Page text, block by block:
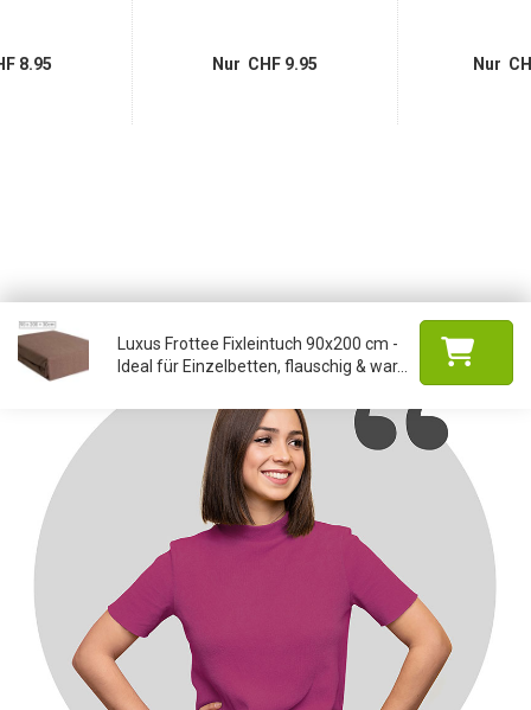
8.95 Nur CHF 9.95 Nur
Luxus Frottee Fixleintuch 90x200 cm -
Ideal für Einzelbetten, flauschig & war...